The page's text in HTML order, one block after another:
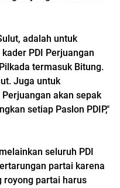
adalah untuk
PDI Perjuangan
termasuk Bitung.
Juga untuk
akan sepak
setiap Paslon PDIP,"
seluruh PDI
partai karena
royong partai harus